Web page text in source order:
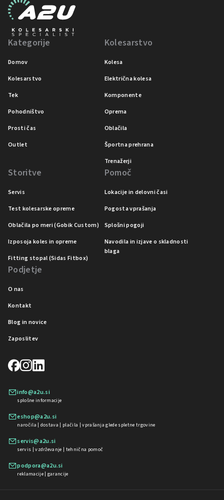
Kategorije
Domov
Kolesarstvo
Tek
Pohodništvo
Prosti čas
Outlet
Kolesarstvo
Kolesa
Električna kolesa
Komponente
Oprema
Oblačila
Športna prehrana
Trenažerji
Storitve
Servis
Test kolesarske opreme
Oblačila po meri (Gobik Custom)
Izposoja koles in opreme
Fitting stopal (Sidas Fitbox)
Pomoč
Lokacije in delovni časi
Pogosta vprašanja
Splošni pogoji
Navodila in izjave o skladnosti
blaga
Podjetje
O nas
Kontakt
Blog in novice
Zaposlitev
info@a2u.si
splošne informacije
eshop@a2u.si
naročila | dostava | plačila | vprašanja glede spletne trgovine
servis@a2u.si
servis | vzdrževanje | tehnična pomoč
podpora@a2u.si
reklamacije | garancije